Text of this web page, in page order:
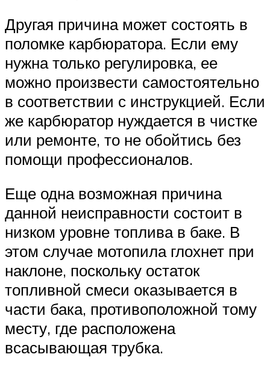
Другая причина может состоять в
поломке карбюратора. Если ему
нужна только регулировка, ее
можно произвести самостоятельно
в соответствии с инструкцией. Если
же карбюратор нуждается в чистке
или ремонте, то не обойтись без
помощи профессионалов.
Еще одна возможная причина
данной неисправности состоит в
низком уровне топлива в баке. В
этом случае мотопила глохнет при
наклоне, поскольку остаток
топливной смеси оказывается в
части бака, противоположной тому
месту, где расположена
всасывающая трубка.